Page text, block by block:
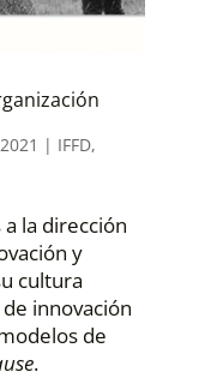
| IFFD,
la dirección
y
cultura
innovación
de
.